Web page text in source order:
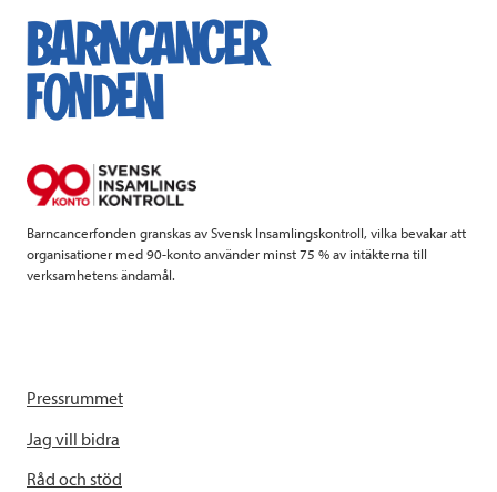
e
b
k
t
t
k
e
Barncancerfonden granskas av Svensk Insamlingskontroll, vilka bevakar att
organisationer med 90-konto använder minst 75 % av intäkterna till
verksamhetens ändamål.
Pressrummet
Jag vill bidra
Råd och stöd